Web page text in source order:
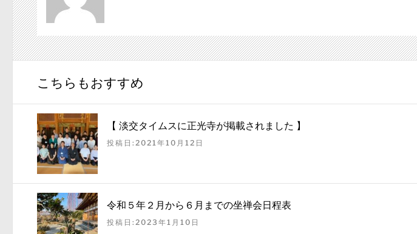
こちらもおすすめ
【 淡交タイムスに正光寺が掲載されました 】
投稿日:2021年10月12日
令和５年２月から６月までの坐禅会日程表
投稿日:2023年1月10日